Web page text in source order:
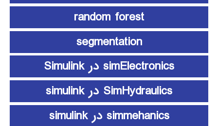
random forest
segmentation
simElectronics در Simulink
SimHydraulics در simulink
simmehanics در simulink